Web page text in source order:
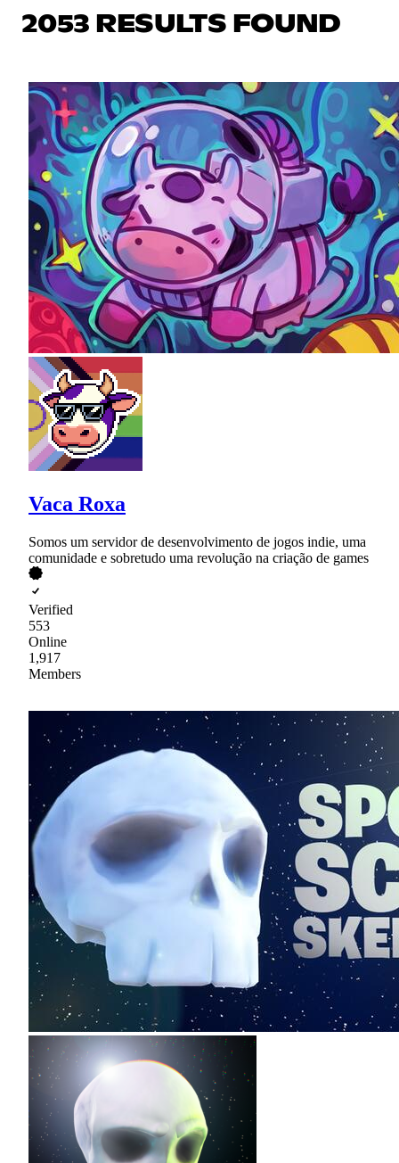
2053 RESULTS FOUND
Vaca Roxa
Somos um servidor de desenvolvimento de jogos indie, uma
comunidade e sobretudo uma revolução na criação de games
Verified
553
Online
1,917
Members